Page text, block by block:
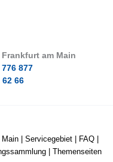
am Main
877
62 66
Main Servicegebiet FAQ
Themenseiten